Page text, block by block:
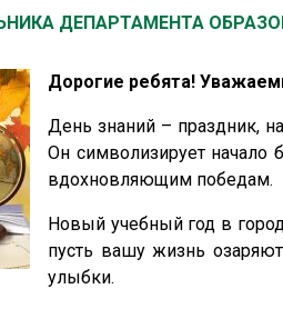
ДЕПАРТАМЕНТА
Дорогие ребята!
День знаний – праздник,
Он символизирует
вдохновляющим победам.
Новый учебный год в
пусть вашу жизнь
улыбки.